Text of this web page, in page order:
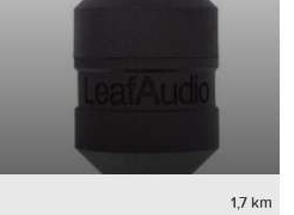
1,7 km